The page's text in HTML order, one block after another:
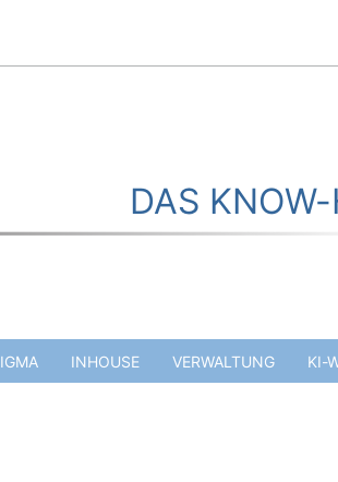
DAS
INHOUSE VERWALTUNG KI-